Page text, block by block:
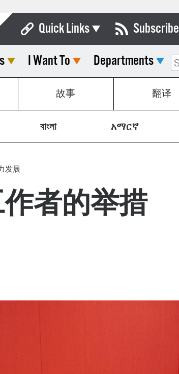
Quick Links
Boards & Commissions
Calendar
Contact City Council
Department List
Municipal Code
Open Meeting Portal
Subscribe
I Want To Departments
故事 翻译
বাংলা አማርኛ
发展
者的举措